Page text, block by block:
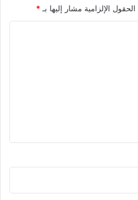
الحقول الإلزامية مشار إليها بـ *